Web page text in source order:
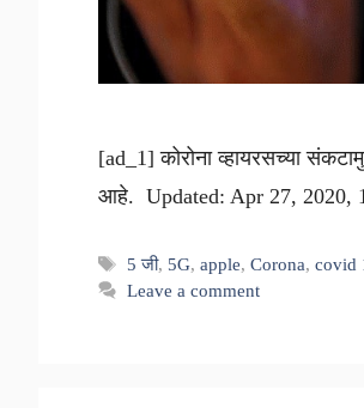
[ad_1] कोरोना व्हायरसच्या
आहे. Updated: Apr 27, 2020,
Tags
5 जी, 5G,apple,Corona,covid
Leave a comment